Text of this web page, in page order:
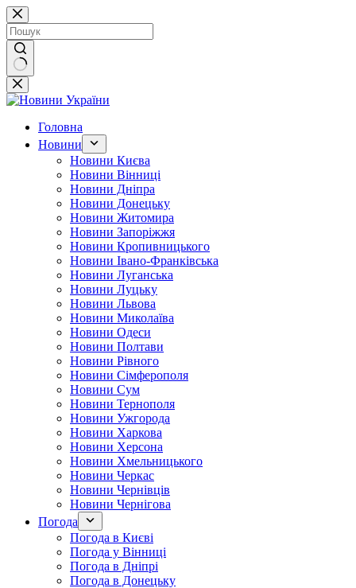
Перейти
до
вмісту
Немає
результатів
Головна
Новини
Новини Києва
Новини Вінниці
Новини Дніпра
Новини Донецьку
Новини Житомира
Новини Запоріжжя
Новини Кропивницького
Новини Івано-Франківська
Новини Луганська
Новини Луцьку
Новини Львова
Новини Миколаїва
Новини Одеси
Новини Полтави
Новини Рівного
Новини Сімферополя
Новини Сум
Новини Тернополя
Новини Ужгорода
Новини Харкова
Новини Херсона
Новини Хмельницького
Новини Черкас
Новини Чернівців
Новини Чернігова
Погода
Погода в Києві
Погода у Вінниці
Погода в Дніпрі
Погода в Донецьку